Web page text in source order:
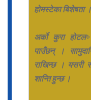
होमस्टेका बिशेषता ।
अर्को कुरा
पाउँछन् ।
राखिन्छ । यसरी
शान्ति हुन्छ ।